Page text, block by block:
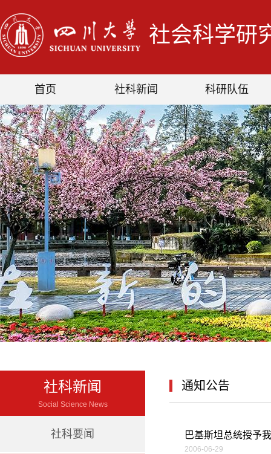
社会科学研
首页 社科新闻 科研队伍
社科新闻
Social Science News
社科要闻
通知公告
巴基斯坦总统授予
2006-06-29